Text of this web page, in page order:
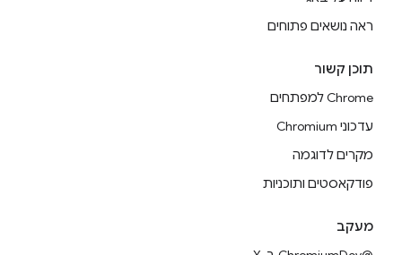
ראה נושאים פתוחים
תוכן קשור
Chrome למפתחים
עדכוני Chromium
מקרים לדוגמה
פודקאסטים ותוכניות
מעקב